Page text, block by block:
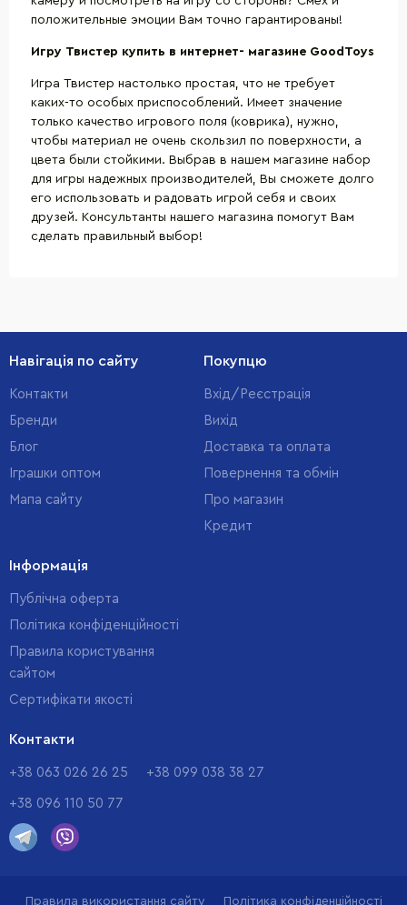
положительные эмоции Вам точно гарантированы!
Игру Твистер купить в интернет- магазине GoodToys
Игра Твистер настолько простая, что не требует
каких-то особых приспособлений. Имеет значение
только качество игрового поля (коврика), нужно,
чтобы материал не очень скользил по поверхности, а
цвета были стойкими. Выбрав в нашем магазине набор
для игры надежных производителей, Вы сможете долго
его использовать и радовать игрой себя и своих
друзей. Консультанты нашего магазина помогут Вам
сделать правильный выбор!
Навігація по сайту
Контакти
Бренди
Блог
Іграшки оптом
Мапа сайту
Покупцю
Вхід/Реєстрація
Вихід
Доставка та оплата
Повернення та обмін
Про магазин
Кредит
Інформація
Публічна оферта
Політика конфіденційності
Правила користування
сайтом
Cертифікати якості
Контакти
+38 063 026 26 25 +38 099 038 38 27
+38 096 110 50 77
Правила використання сайту Політика конфіденційності